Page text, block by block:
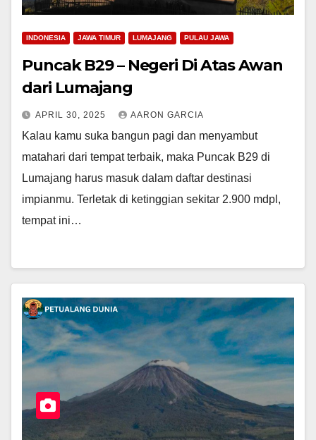
INDONESIA JAWA TIMUR LUMAJANG PULAU JAWA
Puncak B29 – Negeri Di Atas Awan
dari Lumajang
APRIL 30, 2025 AARON GARCIA
Kalau kamu suka bangun pagi dan menyambut
matahari dari tempat terbaik, maka Puncak B29 di
Lumajang harus masuk dalam daftar destinasi
impianmu. Terletak di ketinggian sekitar 2.900 mdpl,
tempat ini…